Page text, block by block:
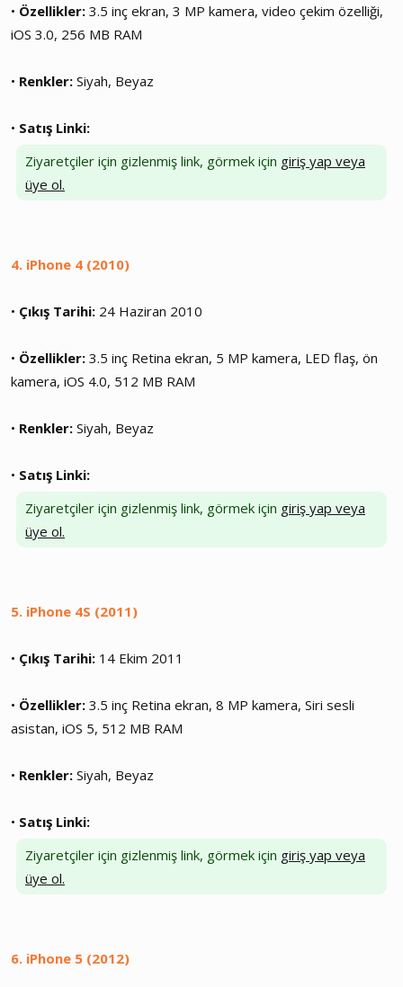
• Özellikler: 3.5 inç ekran, 3 MP kamera, video çekim özelliği,
iOS 3.0, 256 MB RAM
• Renkler: Siyah, Beyaz
• Satış Linki:
Ziyaretçiler için gizlenmiş link, görmek için giriş yap veya
üye ol.
4. iPhone 4 (2010)
• Çıkış Tarihi: 24 Haziran 2010
• Özellikler: 3.5 inç Retina ekran, 5 MP kamera, LED flaş, ön
kamera, iOS 4.0, 512 MB RAM
• Renkler: Siyah, Beyaz
• Satış Linki:
Ziyaretçiler için gizlenmiş link, görmek için giriş yap veya
üye ol.
5. iPhone 4S (2011)
• Çıkış Tarihi: 14 Ekim 2011
• Özellikler: 3.5 inç Retina ekran, 8 MP kamera, Siri sesli
asistan, iOS 5, 512 MB RAM
• Renkler: Siyah, Beyaz
• Satış Linki:
Ziyaretçiler için gizlenmiş link, görmek için giriş yap veya
üye ol.
6. iPhone 5 (2012)